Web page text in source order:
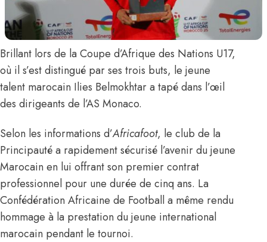
Brillant lors de la Coupe d’Afrique des Nations U17,
où il s’est distingué par ses trois buts, le jeune
talent marocain Ilies Belmokhtara tapé dans l’œil
des dirigeants de l’AS Monaco.
Selon les informations d’Africafoot, le club de la
Principauté a rapidement sécurisé l’avenir du jeune
Marocain en lui offrant son premier contrat
professionnel pour une durée de cinq ans. La
Confédération Africaine de Football a même rendu
hommage à la prestation du jeune international
marocain pendant le tournoi.